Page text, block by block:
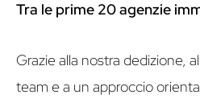
Tra le prime 20 agenzie
Grazie alla nostra dedizione,
team e a un approccio